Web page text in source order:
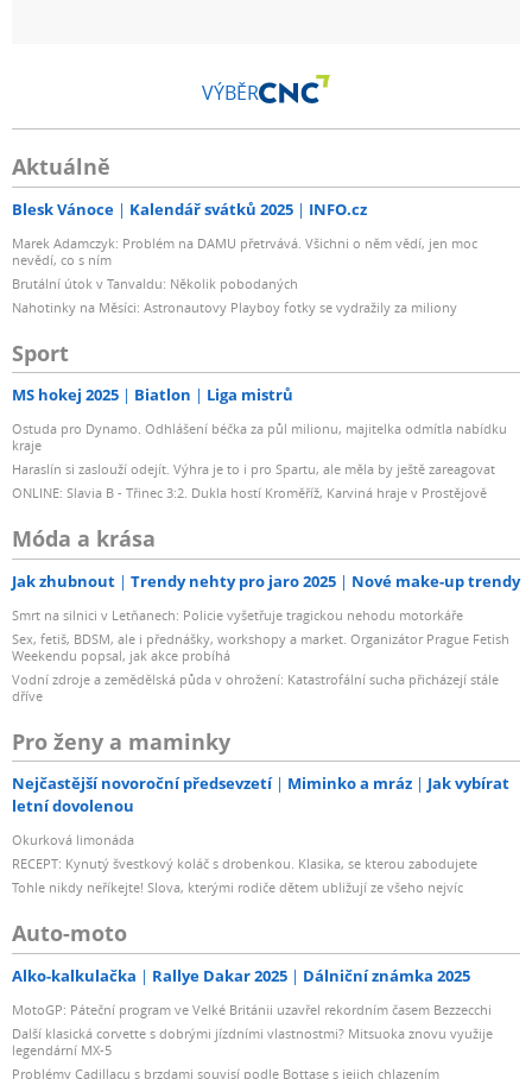
VÝBĚR
Aktuálně
Blesk Vánoce Kalendář svátků 2025 INFO.cz
Marek Adamczyk: Problém na DAMU přetrvává. Všichni o něm vědí, jen moc
nevědí, co s ním
Brutální útok v Tanvaldu: Několik pobodaných
Nahotinky na Měsíci: Astronautovy Playboy fotky se vydražily za miliony
Sport
MS hokej 2025 Biatlon Liga mistrů
Ostuda pro Dynamo. Odhlášení béčka za půl milionu, majitelka odmítla nabídku
kraje
Haraslín si zaslouží odejít. Výhra je to i pro Spartu, ale měla by ještě zareagovat
ONLINE: Slavia B - Třinec 3:2. Dukla hostí Kroměříž, Karviná hraje v Prostějově
Móda a krása
Jak zhubnout Trendy nehty pro jaro 2025 Nové make-up trendy
Smrt na silnici v Letňanech: Policie vyšetřuje tragickou nehodu motorkáře
Sex, fetiš, BDSM, ale i přednášky, workshopy a market. Organizátor Prague Fetish
Weekendu popsal, jak akce probíhá
Vodní zdroje a zemědělská půda v ohrožení: Katastrofální sucha přicházejí stále
dříve
Pro ženy a maminky
Nejčastější novoroční předsevzetí Miminko a mráz
Jak vybírat
letní dovolenou
Okurková limonáda
RECEPT: Kynutý švestkový koláč s drobenkou. Klasika, se kterou zabodujete
Tohle nikdy neříkejte! Slova, kterými rodiče dětem ubližují ze všeho nejvíc
Auto-moto
Alko-kalkulačka Rallye Dakar 2025 Dálniční známka 2025
MotoGP: Páteční program ve Velké Británii uzavřel rekordním časem Bezzecchi
Další klasická corvette s dobrými jízdními vlastnostmi? Mitsuoka znovu využije
legendární MX-5
Problémy Cadillacu s brzdami souvisí podle Bottase s jejich chlazením